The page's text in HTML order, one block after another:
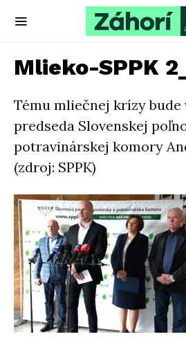
Mlieko-SPPK
Tému mliečnej krízy
predseda Slovenskej
potravinárskej komory
(zdroj: SPPK)